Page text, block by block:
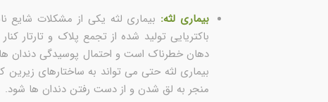
بیماری لثه: بیماری لثه یکی از مشکلات
باکتریایی تولید شده از تجمع پلاک و تارتار
دهان خطرناک است و احتمال پوسیدگی دندان ها
بیماری لثه حتی می تواند به ساختارهای
منجر به لق شدن و از دست رفتن دندان ها شود.